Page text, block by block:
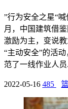
”行为安全之星“
月，中国建筑借
激励为主，变说
“主动安全”的活
范了一线作业人员
2022-05-16 485